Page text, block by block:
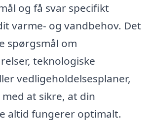
og få svar specifikt
varme- og vandbehov. Det
spørgsmål om
teknologiske
vedligeholdelsesplaner,
at sikre, at din
altid fungerer optimalt.